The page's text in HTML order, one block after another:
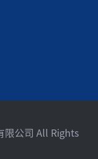
限公司 All Rights